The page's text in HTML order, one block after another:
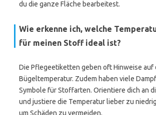
du die ganze Fläche bearbeitest.
Wie erkenne ich, welche
für meinen Stoff ideal ist?
Die Pflegeetiketten geben oft Hinweise auf
Bügeltemperatur. Zudem haben viele
Symbole für Stoffarten. Orientiere dich an
und justiere die Temperatur lieber zu
um Schäden zu vermeiden.